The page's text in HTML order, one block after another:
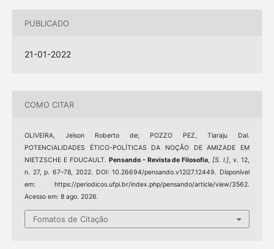
PUBLICADO
21-01-2022
COMO CITAR
OLIVEIRA, Jelson Roberto de; POZZO PEZ, Tiaraju Dal.
POTENCIALIDADES ÉTICO-POLÍTICAS DA NOÇÃO DE AMIZADE EM
NIETZSCHE E FOUCAULT. Pensando - Revista de Filosofia,[S. l.], v. 12,
n. 27, p. 67–78, 2022. DOI: 10.26694/pensando.v12i27.12449. Disponível
em: https://periodicos.ufpi.br/index.php/pensando/article/view/3562.
Acesso em: 8 ago. 2026.
Fomatos de Citação